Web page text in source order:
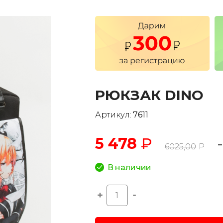
РЮКЗАК DINO
Артикул: 7611
5 478 ₽ 6025,00 Р
В наличии